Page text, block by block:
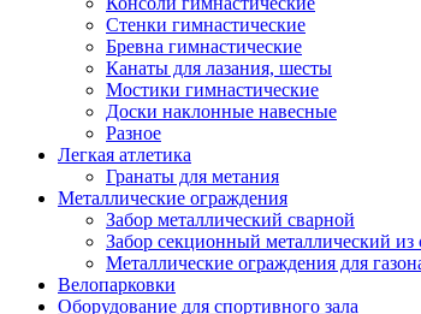
Стенки гимнастические
Бревна гимнастические
Канаты для лазания, шесты
Мостики гимнастические
Доски наклонные навесные
Разное
Легкая атлетика
Гранаты для метания
Металлические ограждения
Забор металлический сварной
Забор секционный металлический из
Металлические ограждения для
Велопарковки
Оборудование для спортивного зала